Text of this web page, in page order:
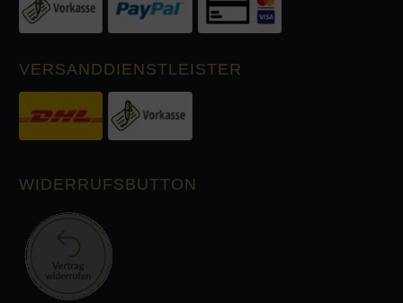
VERSANDDIENSTLEISTER
WIDERRUFSBUTTON